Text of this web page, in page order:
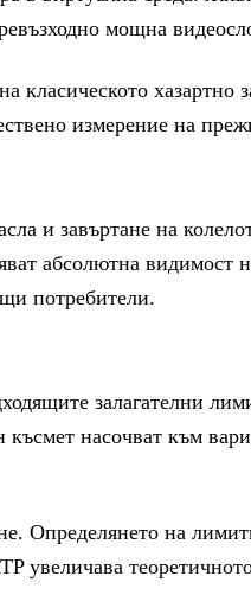
мощна
класическото
измерение на
и завъртане на
абсолютна
потребители.
залагателни
насочват към
Определянето на
увеличава